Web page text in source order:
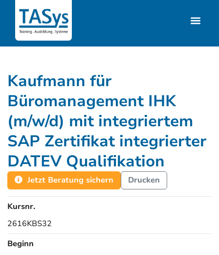
Kaufmann für
Büromanagement IHK
(m/w/d) mit integriertem
SAP Zertifikat integrierter
DATEV Qualifikation
Jetzt Beratung sichern Drucken
Kursnr.
2616KBS32
Beginn